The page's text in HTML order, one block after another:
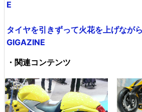
E
タイヤを引きずって火花を上げなが
GIGAZINE
・関連コンテンツ